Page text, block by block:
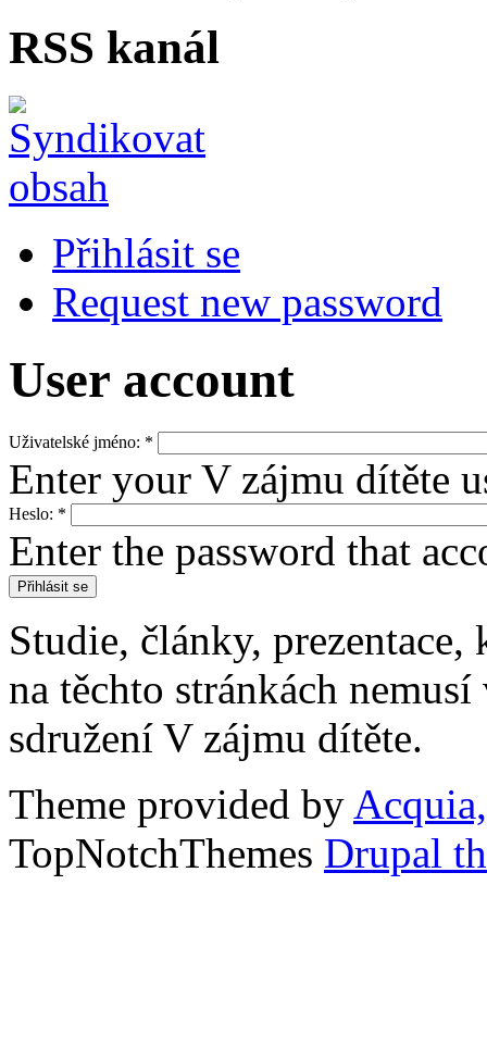
RSS kanál
Přihlásit se
Request new password
User account
Uživatelské jméno: *
Enter your V zájmu dítěte
Heslo: *
Enter the password that
Studie, články,
na těchto stránkách
sdružení V zájmu dítěte.
Theme provided by
TopNotchThemes Drupal